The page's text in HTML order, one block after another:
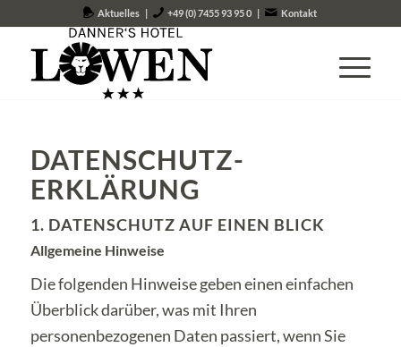
Aktuelles | +49 (0) 7455 93 95 0 | Kontakt
DATENSCHUTZ­
ERKLÄRUNG
1. DATENSCHUTZ AUF EINEN BLICK
Allgemeine Hinweise
Die folgenden Hinweise geben einen einfachen
Überblick darüber, was mit Ihren
personenbezogenen Daten passiert, wenn Sie